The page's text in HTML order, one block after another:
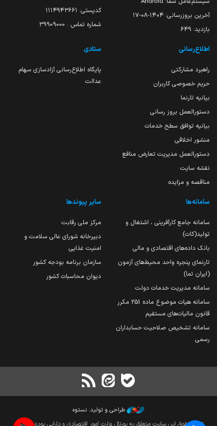
آخرین بروزرسانی: ۱۴۰۴-۰۸-۱۷
بازدید: 649
کدپستی: ۱۱۱۴۹۴۳۶۶۱
شماره تماس : 39909000
اطلاع‌رسانی
راهبرد مشارکتی
حریم خصوصی کاربران
بیانیه تارنما
دستورالعمل بروز رسانی
بیانیه توافق سطح خدمات
منشور اخلاقی
دستورالعمل مدیریت تعارض منافع
نقشه سایت
مناقصه و مزایده
ستادی
پایگاه اطلاع‌رسانی آزادسازی سهام
عدالت
سامانه‌ها
سامانه جامع کارآفرینی ، اشتغال و
تولید(کات)
بانک داده‌های اقتصادی و مالی
تارنمای پنجره واحد محیط‌های آزمون
(ایران تما)
سامانه مدیریت خدمات دولت
سامانه هیات موضوع ماده 251 مکرر
قانون مالیات‌های مستقیم
سامانه تشخیص صلاحیت حسابداران
رسمی
سایر پیوندها
مرکز ملی رقابت
دبیرخانه شورای عالی سلامت و
امنیت غذایی
سازمان برنامه بودجه کشور
دیوان محاسبات کشور
طراحی و تولید: نستوه
تمام حقوق این سایت متعلق به پورتال وزارت امور اقتصادی و دارایی بوده و بازنشر